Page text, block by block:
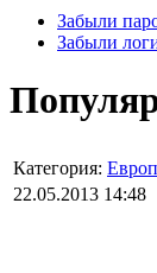
Забыли
Забыли
Категория:
22.05.2013 14:48